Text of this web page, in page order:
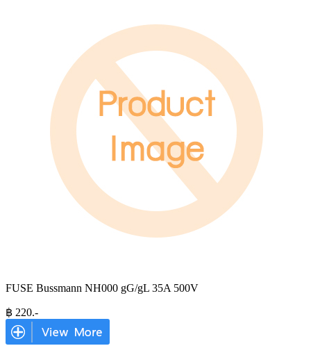
FUSE Bussmann NH000 gG/gL 35A 500V
฿ 220.-